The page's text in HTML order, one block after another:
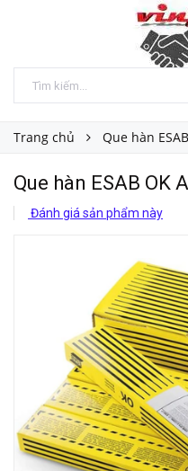
Trang chủ Que hàn ESAB
Que hàn ESAB OK
Đánh giá sản phẩm này